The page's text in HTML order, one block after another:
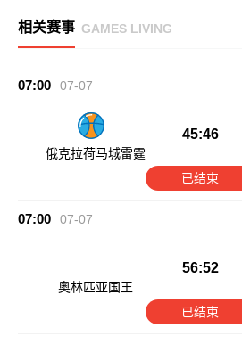
相关赛事 GAMES LIVING
07:00 07-07
俄克拉荷马城雷霆
45:46
已结束
07:00 07-07
奥林匹亚国王
56:52
已结束